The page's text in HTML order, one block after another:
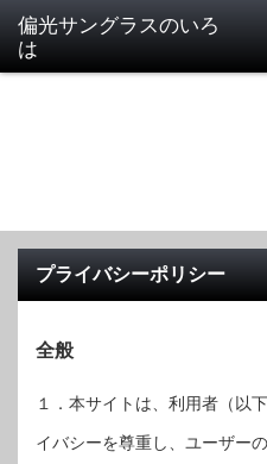
偏光サングラスのいろ
は
プライバシーポリシー
全般
１．本サイトは、利用者（以
イバシーを尊重し、ユーザー